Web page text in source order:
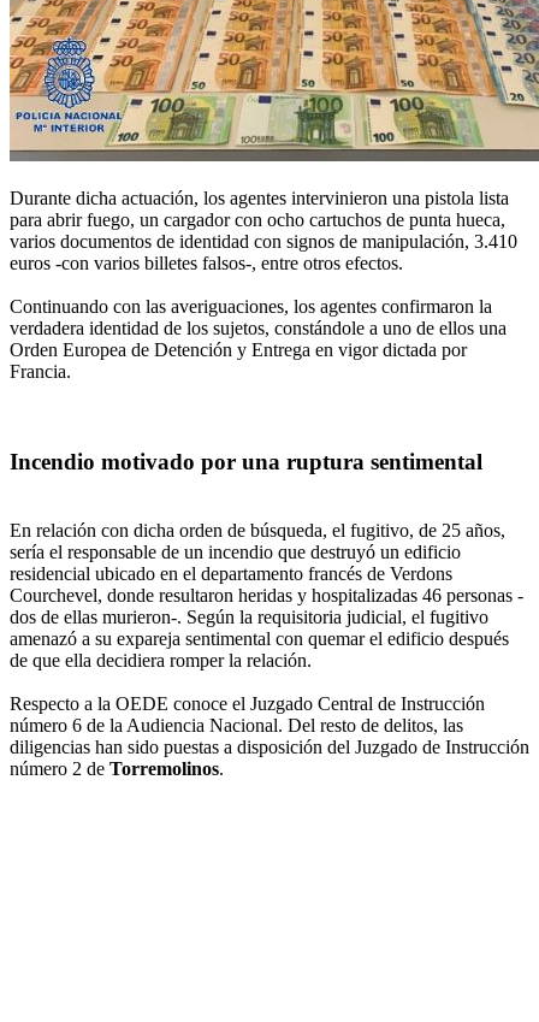
Durante dicha actuación, los agentes intervinieron una pistola lista
para abrir fuego, un cargador con ocho cartuchos de punta hueca,
varios documentos de identidad con signos de manipulación, 3.410
euros -con varios billetes falsos-, entre otros efectos.
Continuando con las averiguaciones, los agentes confirmaron la
verdadera identidad de los sujetos, constándole a uno de ellos una
Orden Europea de Detención y Entrega en vigor dictada por
Francia.
Incendio motivado por una ruptura sentimental
En relación con dicha orden de búsqueda, el fugitivo, de 25 años,
sería el responsable de un incendio que destruyó un edificio
residencial ubicado en el departamento francés de Verdons
Courchevel, donde resultaron heridas y hospitalizadas 46 personas -
dos de ellas murieron-. Según la requisitoria judicial, el fugitivo
amenazó a su expareja sentimental con quemar el edificio después
de que ella decidiera romper la relación.
Respecto a la OEDE conoce el Juzgado Central de Instrucción
número 6 de la Audiencia Nacional. Del resto de delitos, las
diligencias han sido puestas a disposición del Juzgado de Instrucción
número 2 de Torremolinos.